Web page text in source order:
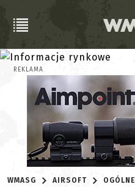
REKLAMA
WMASG AIRSOFT OGÓLNE